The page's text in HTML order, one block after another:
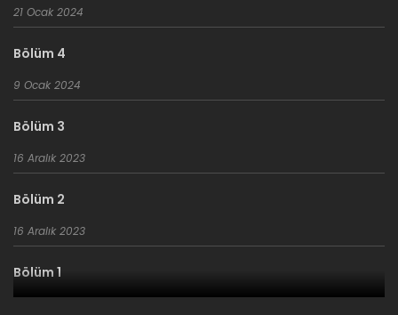
21 Ocak 2024
Bölüm 4
9 Ocak 2024
Bölüm 3
16 Aralık 2023
Bölüm 2
16 Aralık 2023
Bölüm 1